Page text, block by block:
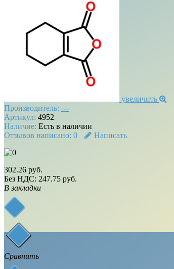
увеличить
Производитель: ---
Артикул: 4952
Наличие: Есть в наличии
Отзывов написано: 0 Написать
302.26 руб.
Без НДС: 247.75 руб.
В закладки
Сравнить